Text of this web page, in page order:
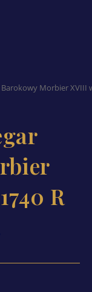
Morbier XVIII
R